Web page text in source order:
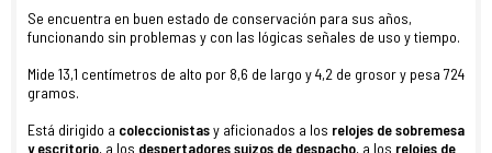
Se encuentra en buen estado de conservación para sus años,
funcionando sin problemas y con las lógicas señales de uso y tiempo.
Mide 13,1 centímetros de alto por 8,6 de largo y 4,2 de grosor y pesa 724
gramos.
Está dirigido a coleccionistasy aficionados a los relojes de sobremesa
y escritorio, a los despertadores suizos de despacho, a los relojes de